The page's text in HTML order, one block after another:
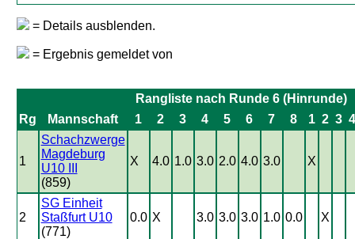
= Details ausblenden.
= Ergebnis gemeldet von
Rangliste nach Runde 6 (Hinrunde)
Rg
Mannschaft 1 2 3 4 5 6 7 8 1 2 3 4
1
Schachzwerge
Magdeburg
U10 III
(859)
X 4.0 1.0 3.0 2.0 4.0 3.0 X
2
SG Einheit
Staßfurt U10
(771)
0.0 X 3.0 3.0 3.0 1.0 0.0 X